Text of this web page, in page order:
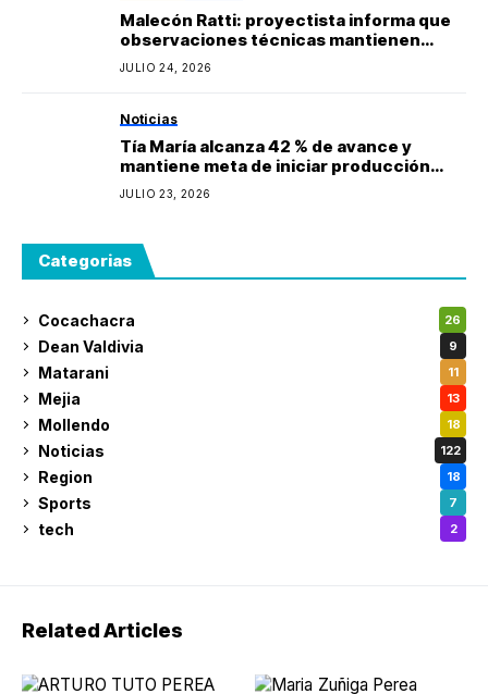
Malecón Ratti: proyectista informa que
observaciones técnicas mantienen
paralizada la obra y estima reinicio en
agosto
JULIO 24, 2026
Noticias
Tía María alcanza 42 % de avance y
mantiene meta de iniciar producción
durante 2027
JULIO 23, 2026
Categorias
Cocachacra 26
Dean Valdivia 9
Matarani 11
Mejia 13
Mollendo 18
Noticias 122
Region 18
Sports 7
tech 2
Related Articles